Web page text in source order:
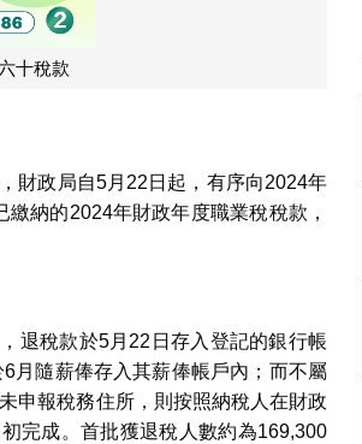
十稅款
財政局自5月22日起，有序向2024年
納的2024年財政年度職業稅稅款，
退稅款於5月22日存入登記的銀行帳
月隨薪俸存入其薪俸帳戶內；而不屬
申報稅務住所，則按照納稅人在財政
完成。首批獲退稅人數約為169,300